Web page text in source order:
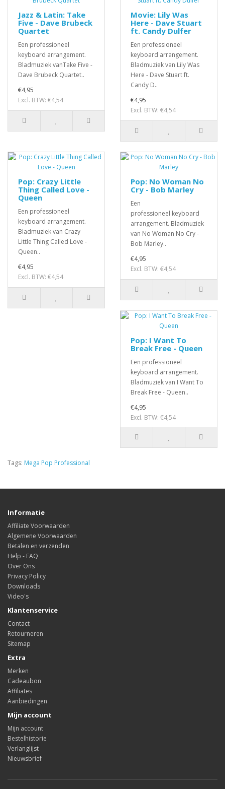
Jazz & Latin: Take
Five - Dave Brubeck
Quartet
Een professioneel
keyboard arrangement.
Bladmuziek vanTake Five -
Dave Brubeck Quartet..
€4,95
Excl. BTW: €4,54
Movie: Lily Was
Here - Dave Stuart
ft. Candy Dulfer
Een professioneel
keyboard arrangement.
Bladmuziek van Lily Was
Here - Dave Stuart ft.
Candy D..
€4,95
Excl. BTW: €4,54
Pop: Crazy Little
Thing Called Love -
Queen
Een professioneel
keyboard arrangement.
Bladmuziek van Crazy
Little Thing Called Love -
Queen..
€4,95
Excl. BTW: €4,54
Pop: No Woman No
Cry - Bob Marley
Een
professioneel keyboard
arrangement. Bladmuziek
van No Woman No Cry -
Bob Marley..
€4,95
Excl. BTW: €4,54
Pop: I Want To
Break Free - Queen
Een professioneel
keyboard arrangement.
Bladmuziek van I Want To
Break Free - Queen..
€4,95
Excl. BTW: €4,54
Tags: Mega Pop Professional
Informatie
Affiliate Voorwaarden
Algemene Voorwaarden
Betalen en verzenden
Help - FAQ
Over Ons
Privacy Policy
Downloads
Video's
Klantenservice
Contact
Retourneren
Sitemap
Extra
Merken
Cadeaubon
Affiliates
Aanbiedingen
Mijn account
Mijn account
Bestelhistorie
Verlanglijst
Nieuwsbrief